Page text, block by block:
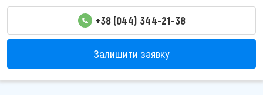
+38 (044) 344-21-38
Залишити заявку